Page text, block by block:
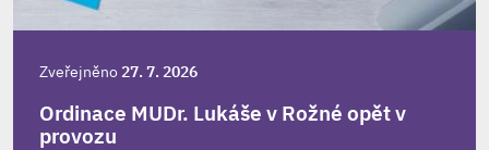
Zveřejněno27. 7. 2026
Ordinace MUDr. Lukáše v Rožné opět v
provozu